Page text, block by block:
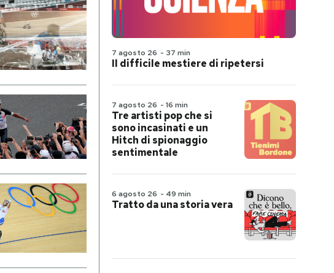
7 agosto 26 - 37 min
Il difficile mestiere di ripetersi
7 agosto 26 - 16 min
Tre artisti pop che si
sono incasinati e un
Hitch di spionaggio
sentimentale
6 agosto 26 - 49 min
Tratto da una storia vera